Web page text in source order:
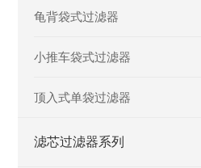
龟背袋式过滤器
小推车袋式过滤器
顶入式单袋过滤器
滤芯过滤器系列